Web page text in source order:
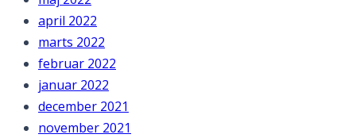
april 2022
marts 2022
februar 2022
januar 2022
december 2021
november 2021